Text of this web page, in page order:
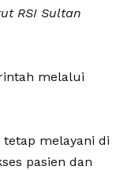
RSI Sultan
melalui
tetap melayani di
pasien dan